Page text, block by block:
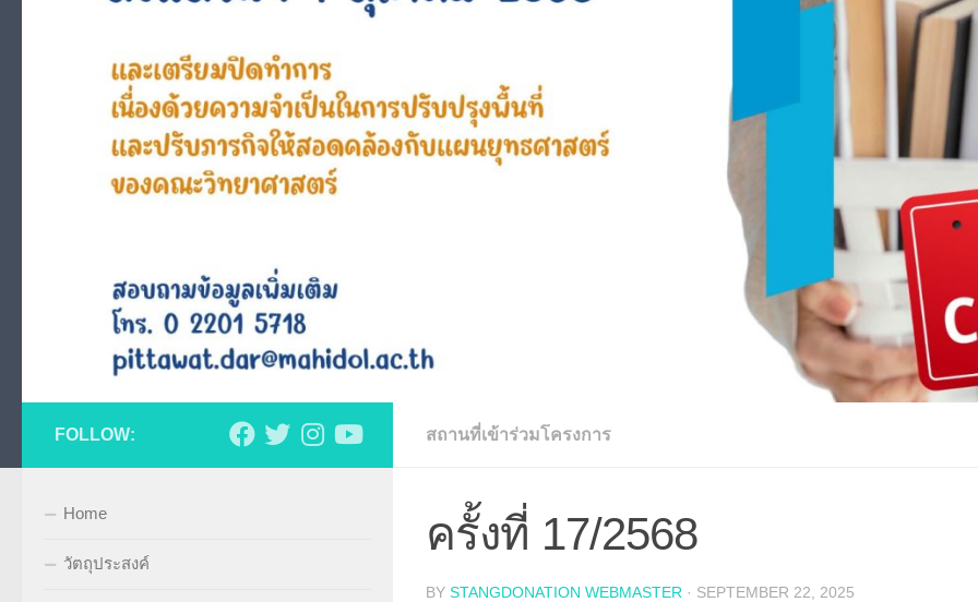
สถานที่เข้าร่วมโครงการ
ครั้งที่ 17/2568
BY STANGDONATION WEBMASTER · SEPTEMBER 22, 2025
FOLLOW:
Home
วัตถุประสงค์